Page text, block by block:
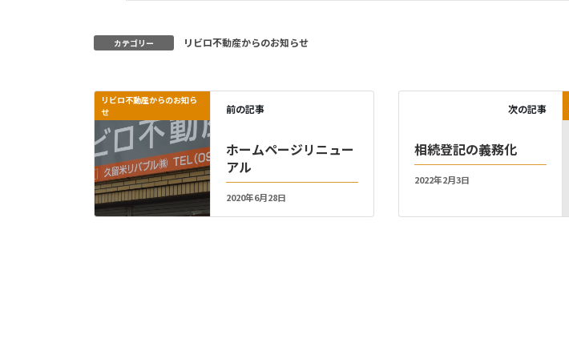
カテゴリー リビロ不動産からのお知らせ
リビロ不動産からのお知ら
せ
前の記事
ホームページリニュー
アル
2020年6月28日
次の記事
相続登記の義務化
2022年2月3日